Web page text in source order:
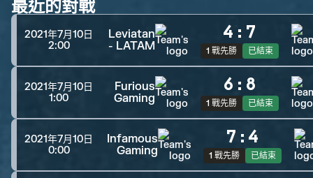
最近的對戰
2021年7月10日
2:00
Leviatan
- LATAM
4 : 7
1 戰先勝 已結束
2021年7月10日
1:00
Furious
Gaming
6 : 8
1 戰先勝 已結束
2021年7月10日
0:00
Infamous
Gaming
7 : 4
1 戰先勝 已結束